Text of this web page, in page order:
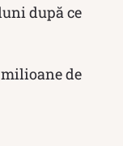
după ce
de